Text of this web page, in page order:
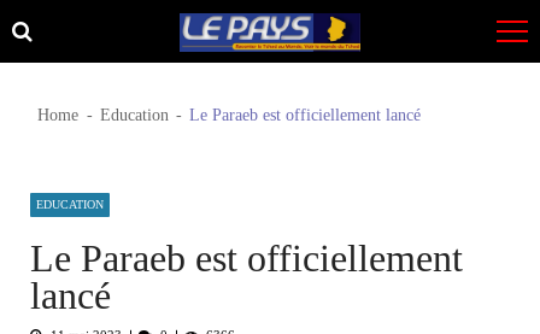
Skip
to
Skip
to
Home Education Le Paraeb est officiellement lancé
EDUCATION
Le Paraeb est officiellement
lancé